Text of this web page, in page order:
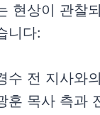
현상이 관찰
니다:
수 전 지사와
훈 목사 측과